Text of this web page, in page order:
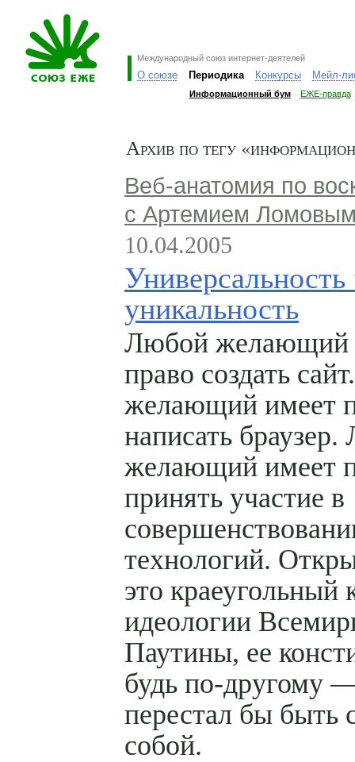
Международный союз интернет-деятелей
О союзе Периодика Конкурсы Мейл-
Информационный бум ЕЖЕ-правда
Архив по тегу
Веб-анатомия по
с Артемием
10.04.2005
Универсальность
уникальность
Любой желающий
право создать
желающий имеет
написать
желающий имеет
принять участие в
технологий.
это краеугольный
идеологии
Паутины, ее
будь по-другому
перестал бы быть
собой.